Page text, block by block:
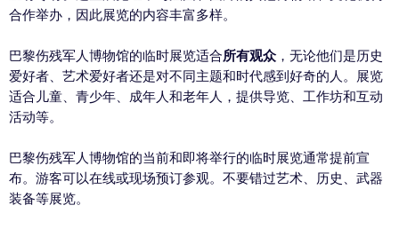
合作举办，因此展览的内容丰富多样。
巴黎伤残军人博物馆的临时展览适合所有观众，无论他们是历史
爱好者、艺术爱好者还是对不同主题和时代感到好奇的人。展览
适合儿童、青少年、成年人和老年人，提供导览、工作坊和互动
活动等。
巴黎伤残军人博物馆的当前和即将举行的临时展览通常提前宣
布。游客可以在线或现场预订参观。不要错过艺术、历史、武器
装备等展览。